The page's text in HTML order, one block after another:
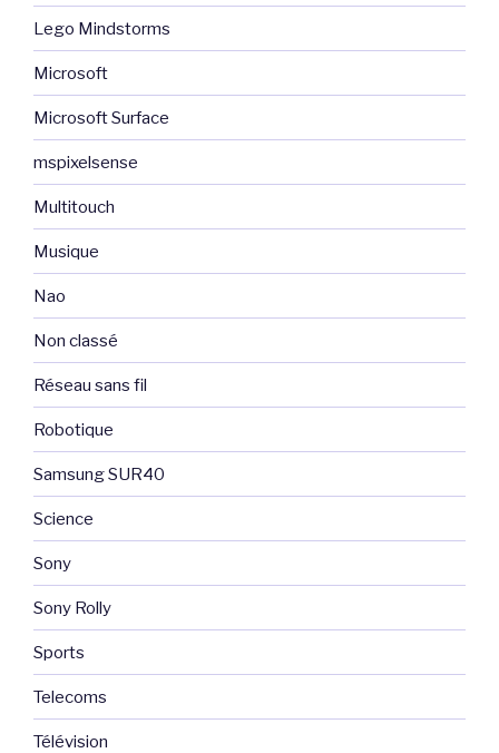
Lego Mindstorms
Microsoft
Microsoft Surface
mspixelsense
Multitouch
Musique
Nao
Non classé
Réseau sans fil
Robotique
Samsung SUR40
Science
Sony
Sony Rolly
Sports
Telecoms
Télévision